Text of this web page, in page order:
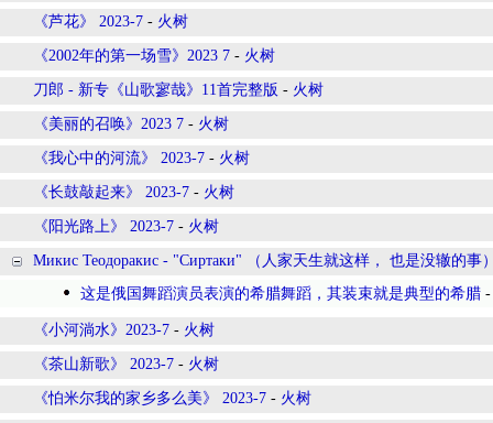
《芦花》 2023-7 - 火树
《2002年的第一场雪》2023 7 - 火树
刀郎 - 新专《山歌寥哉》11首完整版 - 火树
《美丽的召唤》2023 7 - 火树
《我心中的河流》 2023-7 - 火树
《长鼓敲起来》 2023-7 - 火树
《阳光路上》 2023-7 - 火树
Микис Теодоракис - "Сиртаки" （人家天生就这样， 也是没辙的事
这是俄国舞蹈演员表演的希腊舞蹈，其装束就是典型的希腊
《小河淌水》2023-7 - 火树
《茶山新歌》 2023-7 - 火树
《怕米尔我的家乡多么美》 2023-7 - 火树